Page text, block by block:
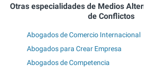
Otras especialidades de Medios
de Conflictos
Abogados de Comercio Internacional
Abogados para Crear Empresa
Abogados de Competencia